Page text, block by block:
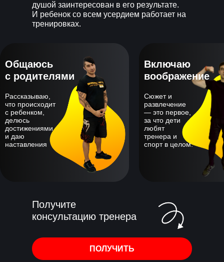
душой заинтересован в его результате.
И ребенок со всем усердием работает на
тренировках.
Включаю
воображение
Сюжет и
развлечение
— это первое,
за что дети
любят
тренера и
спорт в целом.
Общаюсь
с родителями
Рассказываю,
что происходит
с ребенком,
делюсь
достижениями
и даю
наставления
Получите
консультацию тренера
ПОЛУЧИТЬ